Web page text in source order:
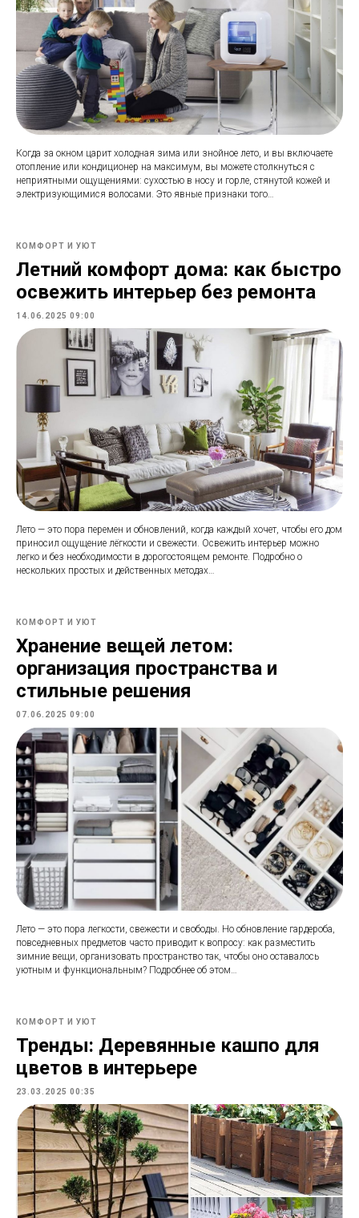
Когда за окном царит холодная зима или знойное лето, и вы включаете
отопление или кондиционер на максимум, вы можете столкнуться с
неприятными ощущениями: сухостью в носу и горле, стянутой кожей и
электризующимися волосами. Это явные признаки того…
КОМФОРТ И УЮТ
Летний комфорт дома: как быстро
освежить интерьер без ремонта
14.06.2025 09:00
Лето — это пора перемен и обновлений, когда каждый хочет, чтобы его дом
приносил ощущение лёгкости и свежести. Освежить интерьер можно
легко и без необходимости в дорогостоящем ремонте. Подробно о
нескольких простых и действенных методах…
КОМФОРТ И УЮТ
Хранение вещей летом:
организация пространства и
стильные решения
07.06.2025 09:00
Лето — это пора легкости, свежести и свободы. Но обновление гардероба,
повседневных предметов часто приводит к вопросу: как разместить
зимние вещи, организовать пространство так, чтобы оно оставалось
уютным и функциональным? Подробнее об этом…
КОМФОРТ И УЮТ
Тренды: Деревянные кашпо для
цветов в интерьере
23.03.2025 00:35